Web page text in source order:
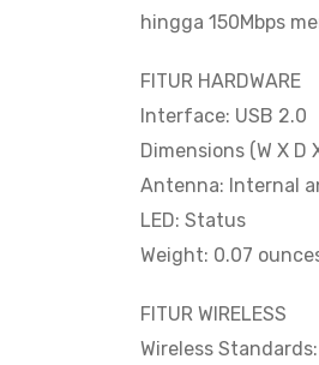
hingga 150Mbps
FITUR HARDWARE
Interface: USB 2.0
Dimensions (W X D
Antenna: Internal
LED: Status
Weight: 0.07
FITUR WIRELESS
Wireless Standards: